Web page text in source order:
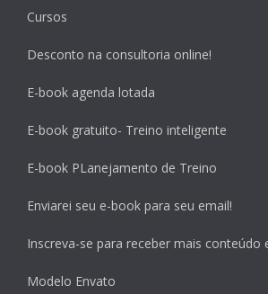
Cursos
Desconto na consultoria online!
E-book agenda lotada
E-book gratuito- Treino inteligente
E-book PLanejamento de Treino
Enviarei seu e-book para seu email!
Inscreva-se para receber mais conteúdo
Modelo Envato